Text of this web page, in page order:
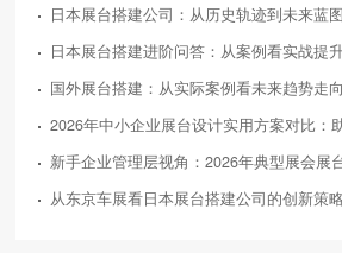
日本展台搭建公司：从历史轨迹到未来蓝
日本展台搭建进阶问答：从案例看实战提
国外展台搭建：从实际案例看未来趋势走向
2026年中小企业展台设计实用方案对比：
新手企业管理层视角：2026年典型展会展
从东京车展看日本展台搭建公司的创新策